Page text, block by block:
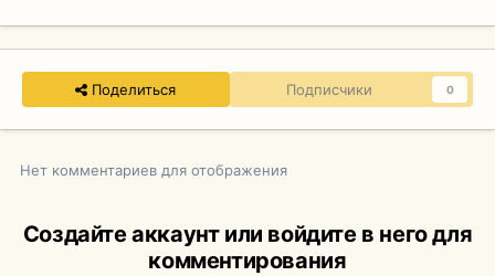
Поделиться Подписчики 0
Нет комментариев для отображения
Создайте аккаунт или войдите в него для
комментирования